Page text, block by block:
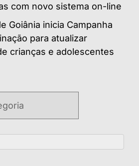
com novo sistema on-line
Goiânia inicia Campanha
para atualizar
crianças e adolescentes